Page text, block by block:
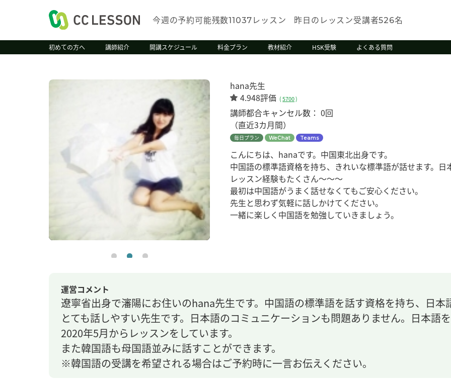
今週の予約可能残数11037 レッスン 昨日のレッスン受講者526名
初めての方へ 講師紹介 開講スケジュール 料金プラン 教材紹介 HSK受験 よくある質問
hana先生
4.948評価 (5700)
講師都合キャンセル数： 0回
（直近3カ月間）
毎日プラン WeChat Teams
こんにちは、hanaです。中国東北出身です。
中国語の標準語資格を持ち、きれいな標準語が話せます。
レッスン経験もたくさん～～～
最初は中国語がうまく話せなくてもご安心ください。
先生と思わず気軽に話しかけてください。
一緒に楽しく中国語を勉強していきましょう。
運営コメント
遼寧省出身で瀋陽にお住いのhana先生です。中国語の標準語を話す資格を持ち、日
とても話しやすい先生です。日本語のコミュニケーションも問題ありません。日本語
2020年5月からレッスンをしています。
また韓国語も母国語並みに話すことができます。
※韓国語の受講を希望される場合はご予約時に一言お伝えください。